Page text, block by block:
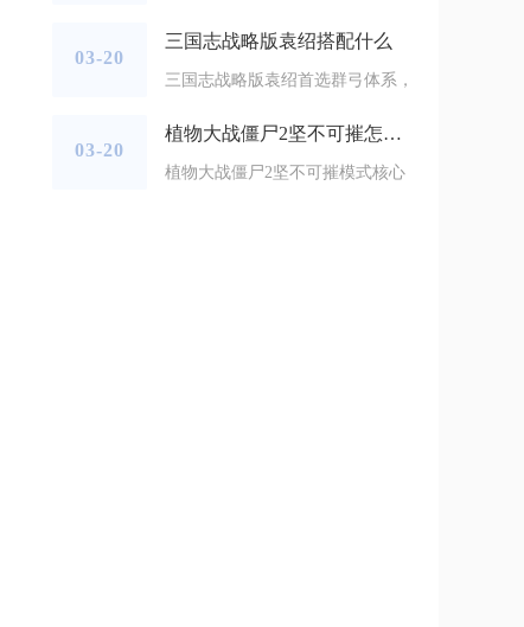
03-20
三国志战略版袁绍搭配什么
三国志战略版袁绍首选群弓体系，
03-20
植物大战僵尸2坚不可摧怎么过
植物大战僵尸2坚不可摧模式核心